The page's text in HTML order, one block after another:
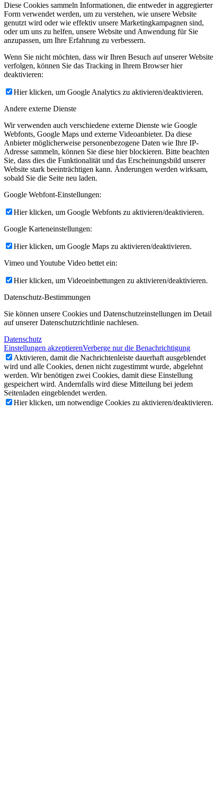
Diese Cookies sammeln Informationen, die entweder in aggregierter
Form verwendet werden, um zu verstehen, wie unsere Website
genutzt wird oder wie effektiv unsere Marketingkampagnen sind,
oder um uns zu helfen, unsere Website und Anwendung für Sie
anzupassen, um Ihre Erfahrung zu verbessern.
Wenn Sie nicht möchten, dass wir Ihren Besuch auf unserer Website
verfolgen, können Sie das Tracking in Ihrem Browser hier
deaktivieren:
Hier klicken, um Google Analytics zu aktivieren/deaktivieren.
Andere externe Dienste
Wir verwenden auch verschiedene externe Dienste wie Google
Webfonts, Google Maps und externe Videoanbieter. Da diese
Anbieter möglicherweise personenbezogene Daten wie Ihre IP-
Adresse sammeln, können Sie diese hier blockieren. Bitte beachten
Sie, dass dies die Funktionalität und das Erscheinungsbild unserer
Website stark beeinträchtigen kann. Änderungen werden wirksam,
sobald Sie die Seite neu laden.
Google Webfont-Einstellungen:
Hier klicken, um Google Webfonts zu aktivieren/deaktivieren.
Google Karteneinstellungen:
Hier klicken, um Google Maps zu aktivieren/deaktivieren.
Vimeo und Youtube Video bettet ein:
Hier klicken, um Videoeinbettungen zu aktivieren/deaktivieren.
Datenschutz-Bestimmungen
Sie können unsere Cookies und Datenschutzeinstellungen im Detail
auf unserer Datenschutzrichtlinie nachlesen.
Datenschutz
Einstellungen akzeptierenVerberge nur die Benachrichtigung
Aktivieren, damit die Nachrichtenleiste dauerhaft ausgeblendet
wird und alle Cookies, denen nicht zugestimmt wurde, abgelehnt
werden. Wir benötigen zwei Cookies, damit diese Einstellung
gespeichert wird. Andernfalls wird diese Mitteilung bei jedem
Seitenladen eingeblendet werden.
Hier klicken, um notwendige Cookies zu aktivieren/deaktivieren.